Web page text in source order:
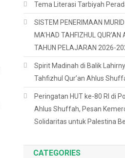
Tema Literasi Tarbiyah
SISTEM PENERIMAAN
MA’HAD TAHFIZHUL QUR’AN
TAHUN PELAJARAN 2026-
Spirit Madinah di Balik
Tahfizhul Qur’an Ahlus
Peringatan HUT ke-80 RI di
Ahlus Shuffah, Pesan
Solidaritas untuk Palestina
CATEGORIES